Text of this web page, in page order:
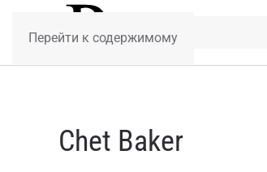
Перейти к содержимому
Chet Baker